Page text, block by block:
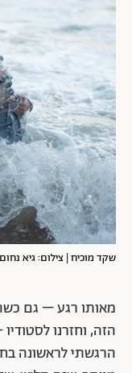
שקד מוכיח | צילום: גיא נחום
מאותו רגע – גם
הזה, וחזרנו
הרגשתי לראשונה